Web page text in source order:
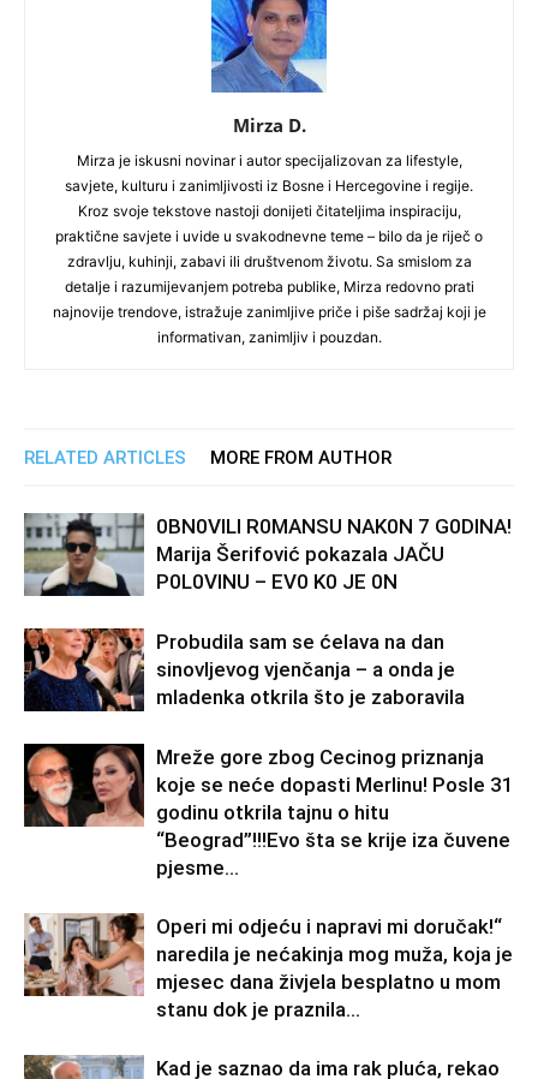
Mirza D.
Mirza je iskusni novinar i autor specijalizovan za lifestyle,
savjete, kulturu i zanimljivosti iz Bosne i Hercegovine i regije.
Kroz svoje tekstove nastoji donijeti čitateljima inspiraciju,
praktične savjete i uvide u svakodnevne teme – bilo da je riječ o
zdravlju, kuhinji, zabavi ili društvenom životu. Sa smislom za
detalje i razumijevanjem potreba publike, Mirza redovno prati
najnovije trendove, istražuje zanimljive priče i piše sadržaj koji je
informativan, zanimljiv i pouzdan.
RELATED ARTICLES MORE FROM AUTHOR
0BN0VlLl R0MANSU NAK0N 7 G0DlNA!
Marija Šerifović pokazala JAČU
P0L0VINU – EV0 K0 JE 0N
Probudila sam se ćelava na dan
sinovljevog vjenčanja – a onda je
mladenka otkrila što je zaboravila
Mreže gore zbog Cecinog priznanja
koje se neće dopasti Merlinu! Posle 31
godinu otkrila tajnu o hitu
“Beograd”!!!Evo šta se krije iza čuvene
pjesme...
Operi mi odjeću i napravi mi doručak!“
naredila je nećakinja mog muža, koja je
mjesec dana živjela besplatno u mom
stanu dok je praznila...
Kad je saznao da ima rak pluća, rekao